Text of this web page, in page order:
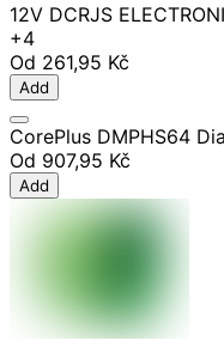
12V DCRJS
+4
Od 261,95 Kč
Add
CorePlus DMPHS64
Od 907,95 Kč
Add